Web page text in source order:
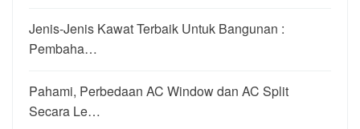
Jenis-Jenis Kawat Terbaik Untuk Bangunan :
Pembaha…
Pahami, Perbedaan AC Window dan AC Split
Secara Le…